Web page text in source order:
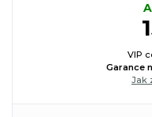
VIP
Garance
Jak